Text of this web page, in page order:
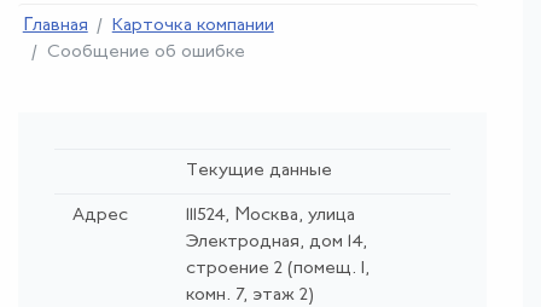
Главная
Карточка компании
Сообщение об ошибке
Текущие данные
Адрес
111524, Москва, улица
Электродная, дом 14,
строение 2 (помещ. I,
комн. 7, этаж 2)